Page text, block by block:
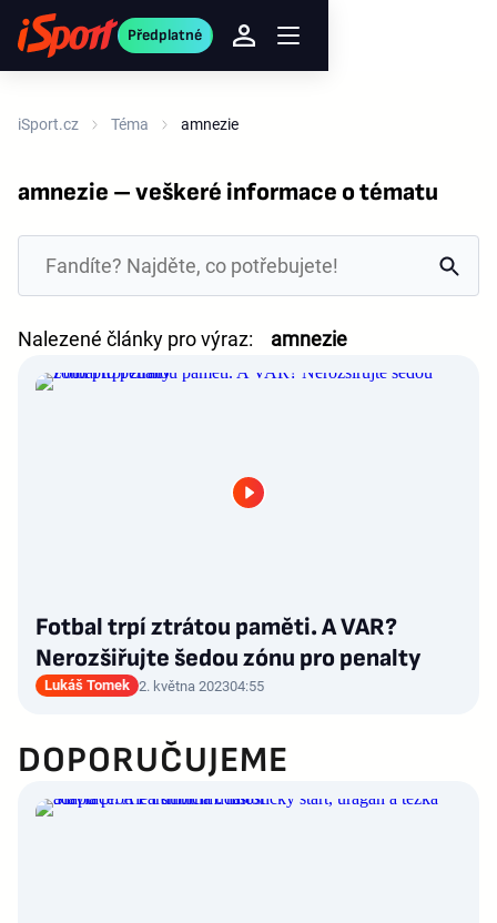
Předplatné
iSport.cz Téma amnezie
amnezie – veškeré informace o tématu
Nalezené články pro výraz: amnezie
Fotbal trpí ztrátou paměti. A VAR?
Nerozšiřujte šedou zónu pro penalty
Lukáš Tomek 2. května 202304:55
DOPORUČUJEME